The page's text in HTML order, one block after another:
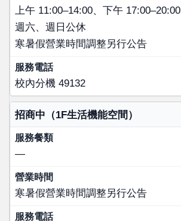
上午 11:00–14:00、下午 17:00–20:00
週六、週日公休
寒暑假營業時間調整另行公告
校內分機 49132
招商中（1F生活機能空間）
—
寒暑假營業時間調整另行公告